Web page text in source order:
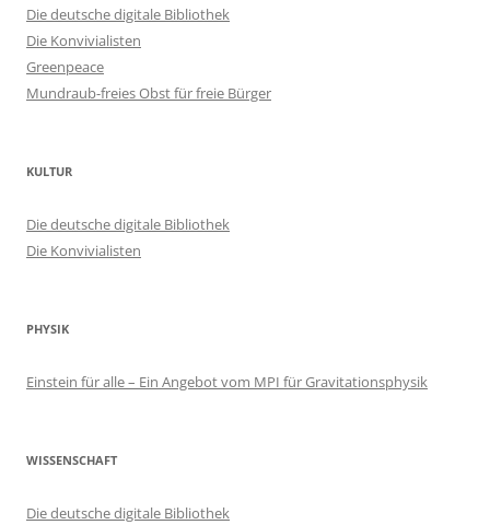
Die deutsche digitale Bibliothek
Die Konvivialisten
Greenpeace
Mundraub-freies Obst für freie Bürger
KULTUR
Die deutsche digitale Bibliothek
Die Konvivialisten
PHYSIK
Einstein für alle – Ein Angebot vom MPI für Gravitationsphysik
WISSENSCHAFT
Die deutsche digitale Bibliothek